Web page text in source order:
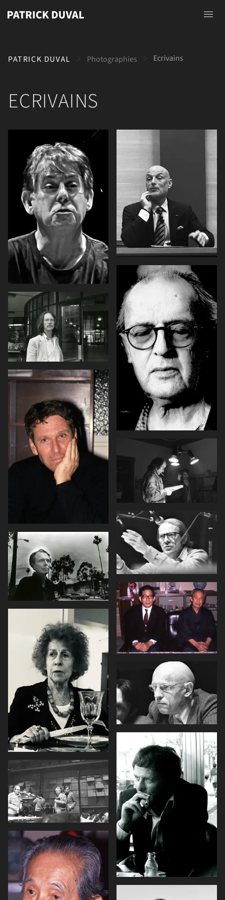
A propos
Peintures
Contact
PATRICK DUVAL Photographies Ecrivains
ECRIVAINS